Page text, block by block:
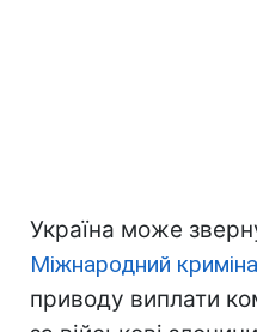
Україна може
Міжнародний
приводу виплати